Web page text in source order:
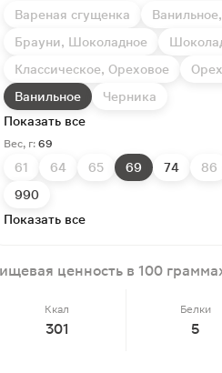
Вареная сгущенка
Брауни, Шоколадное
Классическое, Ореховое
Ванильное
Черника
Показать все
Вес, г: 69
61 64 65 69 74 86
990
Показать все
ценность в 100
Ккал
301
Белки
5